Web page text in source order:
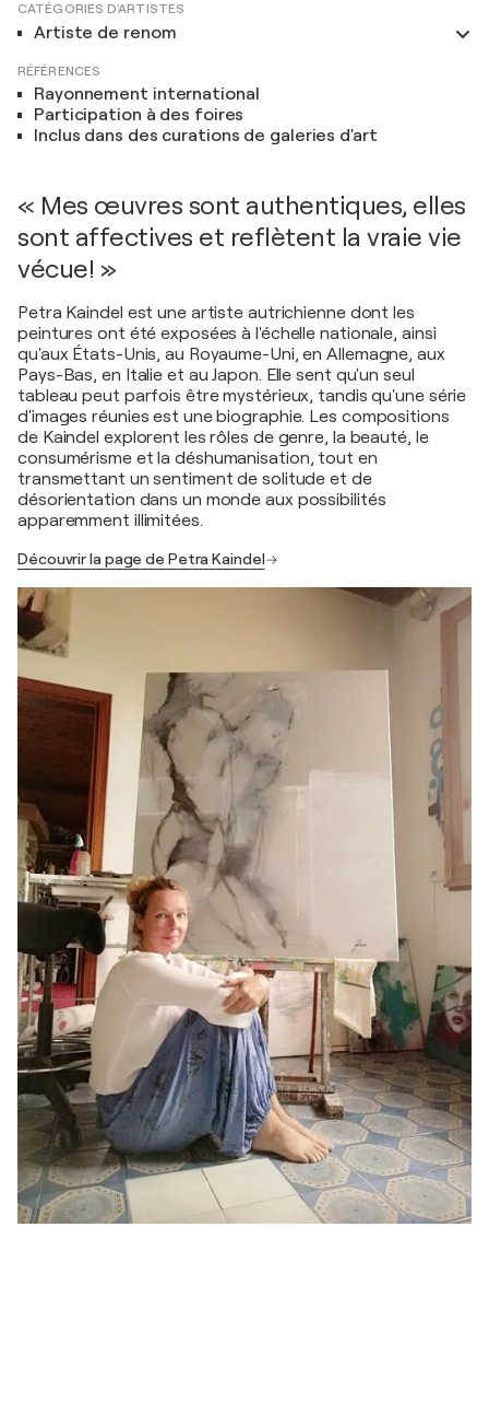
CATÉGORIES D'ARTISTES
Artiste de renom
RÉFÉRENCES
Rayonnement international
Participation à des foires
Inclus dans des curations de galeries d'art
« Mes œuvres sont authentiques, elles
sont affectives et reflètent la vraie vie
vécue! »
Petra Kaindel est une artiste autrichienne dont les
peintures ont été exposées à l'échelle nationale, ainsi
qu'aux États-Unis, au Royaume-Uni, en Allemagne, aux
Pays-Bas, en Italie et au Japon. Elle sent qu'un seul
tableau peut parfois être mystérieux, tandis qu'une série
d'images réunies est une biographie. Les compositions
de Kaindel explorent les rôles de genre, la beauté, le
consumérisme et la déshumanisation, tout en
transmettant un sentiment de solitude et de
désorientation dans un monde aux possibilités
apparemment illimitées.
Découvrir la page de Petra Kaindel